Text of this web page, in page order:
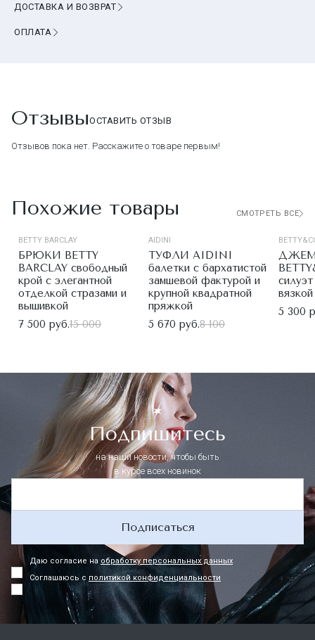
ДОСТАВКА И ВОЗВРАТ
ОПЛАТА
ОтзывыОСТАВИТЬ ОТЗЫВ
Отзывов пока нет. Расскажите о товаре первым!
Похожие товары СМОТРЕТЬ ВСЕ
BETTY BARCLAY
БРЮКИ BETTY
BARCLAY свободный
крой с элегантной
отделкой стразами и
вышивкой
7 500 руб.15 000
AIDINI
ТУФЛИ AIDINI
балетки с бархатистой
замшевой фактурой и
крупной квадратной
пряжкой
5 670 руб.8 100
вязкой
5 300
Подпишитесь
на наши новости, чтобы быть
в курсе всех новинок
Подписаться
Даю согласие наобработку персональных данных
Соглашаюсь с политикой конфиденциальности